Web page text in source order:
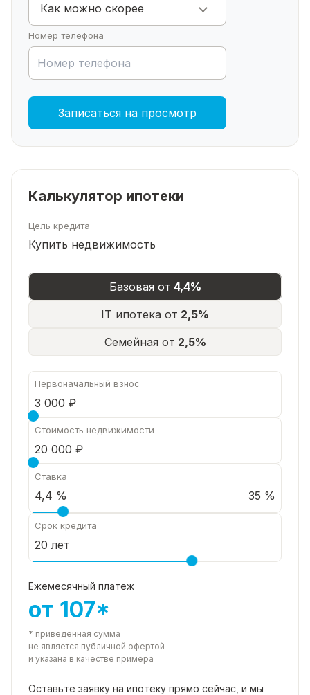
Как можно скорее
Номер телефона
Записаться на просмотр
Калькулятор ипотеки
Цель кредита
Купить недвижимость
Базовая от 4,4%
IT ипотека от 2,5%
Семейная от 2,5%
Первоначальный взнос
Стоимость недвижимости
Ставка
35 %
Срок кредита
Ежемесячный платеж
от 107*
* приведенная сумма
не является публичной офертой
и указана в качестве примера
Оставьте заявку на ипотеку прямо сейчас, и мы